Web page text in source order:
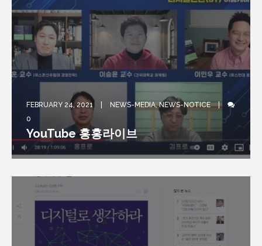
FEBRUARY 24, 2021 NEWS-MEDIA,NEWS-NOTICE
0
YouTube 홍홍라이브
FEBRUARY 2, 2021 NEWS-MEDIA 0
[MBN] MBN이 본 신간 ‘디지털로 생각하
라’
FEBRUARY 2, 2021 0
[스포츠동아] 포스트 코로나 시대의 디지
털 생존 지침 ‘디지털로 생각하라’